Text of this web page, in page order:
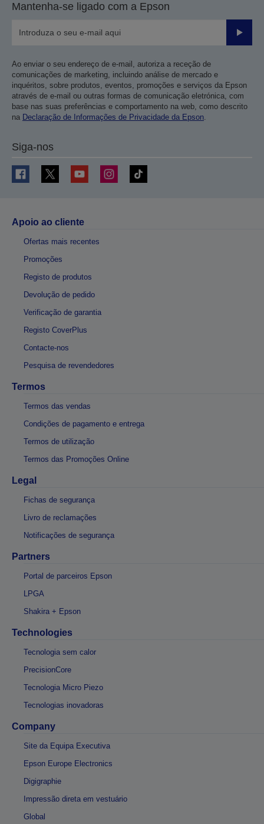
Mantenha-se ligado com a Epson
Enviar
Ao enviar o seu endereço de e-mail, autoriza a receção de
comunicações de marketing, incluindo análise de mercado e
inquéritos, sobre produtos, eventos, promoções e serviços da Epson
através de e-mail ou outras formas de comunicação eletrónica, com
base nas suas preferências e comportamento na web, como descrito
na Declaração de Informações de Privacidade da Epson.
Siga-nos
Apoio ao cliente
Ofertas mais recentes
Promoções
Registo de produtos
Devolução de pedido
Verificação de garantia
Registo CoverPlus
Contacte-nos
Pesquisa de revendedores
Termos
Termos das vendas
Condições de pagamento e entrega
Termos de utilização
Termos das Promoções Online
Legal
Fichas de segurança
Livro de reclamações
Notificações de segurança
Partners
Portal de parceiros Epson
LPGA
Shakira + Epson
Technologies
Tecnologia sem calor
PrecisionCore
Tecnologia Micro Piezo
Tecnologias inovadoras
Company
Site da Equipa Executiva
Epson Europe Electronics
Digigraphie
Impressão direta em vestuário
Global